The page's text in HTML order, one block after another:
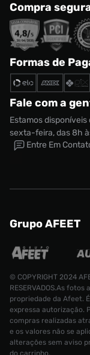
Compra
Formas de
Fale com a
Estamos disponíveis
sexta-feira, das 8h
Entre Em
Grupo AFEET
© COPYRIGHT 2024
RESERVADOS.As
propriedade da Afeet.
expressa autorização.
compras realizadas
e os valores não se
alterações sem aviso
do carrinho.